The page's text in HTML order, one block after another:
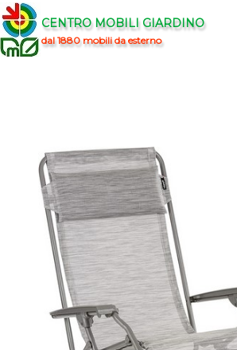
CENTRO MOBILI GIARDINO
dal 1880 mobili da esterno
Marchi▼
Prodotti▼
Info▼